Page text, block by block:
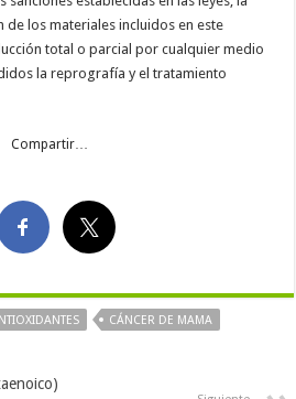
los materiales incluidos en este
total o parcial por cualquier medio
la reprografía y el tratamiento
Compartir…
CÁNCER DE MAMA